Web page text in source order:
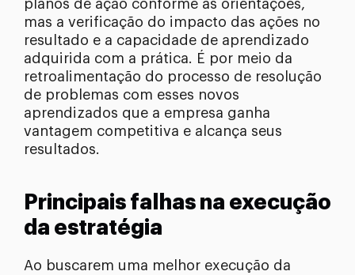
planos de ação conforme as orientações,
mas a verificação do impacto das ações no
resultado e a capacidade de aprendizado
adquirida com a prática. É por meio da
retroalimentação do processo de resolução
de problemas com esses novos
aprendizados que a empresa ganha
vantagem competitiva e alcança seus
resultados.
Principais falhas na execução
da estratégia
Ao buscarem uma melhor execução da